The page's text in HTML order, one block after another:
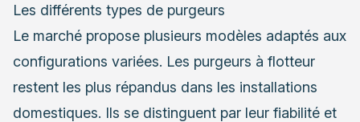
Les différents types de purgeurs
Le marché propose plusieurs modèles adaptés aux
configurations variées. Les purgeurs à flotteur
restent les plus répandus dans les installations
domestiques. Ils se distinguent par leur fiabilité et